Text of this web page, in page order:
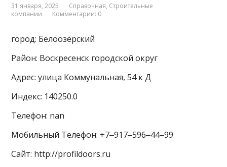
31 января, 2025 Справочная, Строительные
компании
Комментарии: 0
город: Белоозёрский
Район: Воскресенск городской округ
Адрес: улица Коммунальная, 54 к Д
Индекс: 140250.0
Телефон: nan
Мобильный Телефон: +7‒917‒596‒44‒99
Сайт: http://profildoors.ru